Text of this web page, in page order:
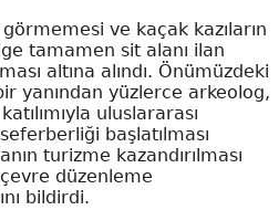
ve kaçak kazıların
tamamen sit alanı ilan
altına alındı. Önümüzdeki
yanından yüzlerce arkeolog,
uluslararası
başlatılması
turizme kazandırılması
düzenleme
bildirdi.